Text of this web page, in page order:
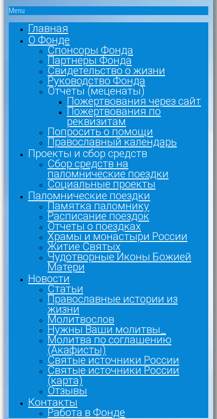
Menu
Главная
О Фонде
Спонсоры Фонда
Партнеры Фонда
Свидетельство о жизни
Руководство Фонда
Отчеты (меценаты)
Пожертвования через сайт
Пожертвования по
реквизитам
Попросить о помощи
Православный календарь
Проекты и сбор средств
Сбор средств на
паломнические поездки
Социальные проекты
Паломнические поездки
Памятка паломнику
Расписание поездок
Отчеты о поездках
Храмы и монастыри России
Житие Святых
Чудотворные Иконы Божией
Матери
Новости
Статьи
Православные истории из
жизни
Молитвослов
Нужны Ваши молитвы_
Молитва по соглашению
(Акафисты)
Святые источники России
Святые источники России
(карта)
Отзывы
Контакты
Работа в Фонде